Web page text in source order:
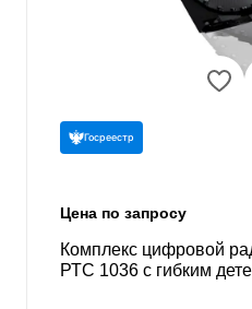
Госреестр
Цена по запросу
Комплекс цифровой
РТС 1036 с гибким